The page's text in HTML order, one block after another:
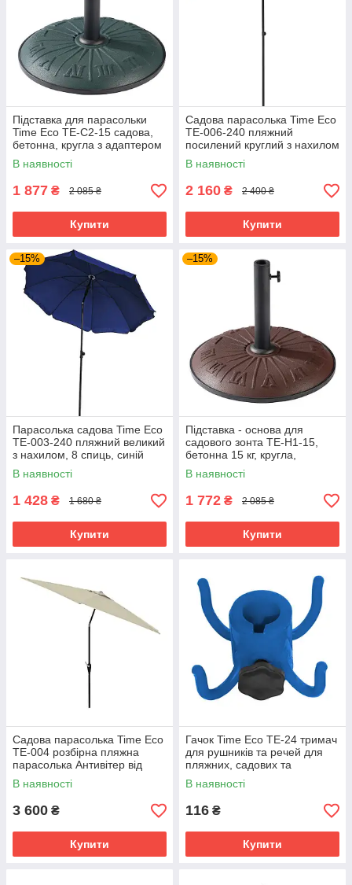
Підставка для парасольки
Time Eco TE-C2-15 садова,
бетонна, кругла з адаптером
та фіксатором, 15 кг, зелена
В наявності
1 877 ₴ 2 085 ₴
Купити
Садова парасолька Time Eco
TE-006-240 пляжний
посилений круглий з нахилом
та системою антивітер, у
чохлі, Синій
В наявності
2 160 ₴ 2 400 ₴
Купити
–15%
Парасолька садова Time Eco
TE-003-240 пляжний великий
з нахилом, 8 спиць, синій
В наявності
1 428 ₴ 1 680 ₴
Купити
–15%
Підставка - основа для
садового зонта TE-H1-15,
бетонна 15 кг, кругла,
коричнева
В наявності
1 772 ₴ 2 085 ₴
Купити
Садова парасолька Time Eco
TE-004 розбірна пляжна
парасолька Антивітер від
сонця з нахилом, 6 спиць,
бежевий
В наявності
3 600 ₴
Купити
Гачок Time Eco ТЕ-24 тримач
для рушників та речей для
пляжних, садових та
туристичних парасольок,
блакитний
В наявності
116 ₴
Купити